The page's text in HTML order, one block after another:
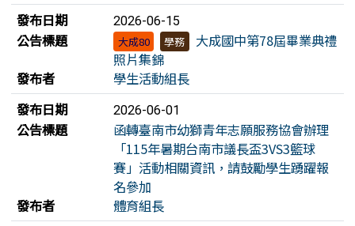
發布日期
2026-06-15
公告標題 大成80 學務
大成國中第78屆畢業典禮
照片集錦
發布者
學生活動組長
發布日期
2026-06-01
公告標題
函轉臺南市幼獅青年志願服務協會辦理
「115年暑期台南市議長盃3VS3籃球
賽」活動相關資訊，請鼓勵學生踴躍報
名參加
發布者
體育組長